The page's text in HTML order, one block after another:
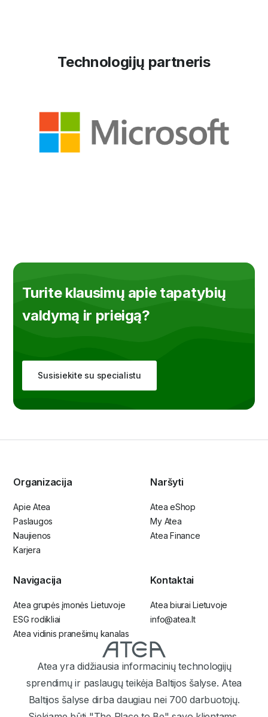
Technologijų partneris
Turite klausimų apie tapatybių
valdymą ir prieigą?
Susisiekite su specialistu
Atea yra didžiausia informacinių technologijų
sprendimų ir paslaugų teikėja Baltijos šalyse. Atea
Baltijos šalyse dirba daugiau nei 700 darbuotojų.
Organizacija
Apie Atea
Paslaugos
Naujienos
Karjera
Naršyti
Atea eShop
My Atea
Atea Finance
Navigacija
Atea grupės įmonės Lietuvoje
ESG rodikliai
Atea vidinis pranešimų kanalas
Kontaktai
Atea biurai Lietuvoje
info@atea.lt